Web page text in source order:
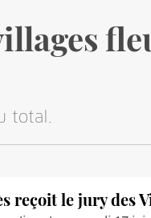
total.
reçoit le jury des